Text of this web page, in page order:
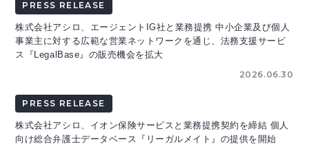
PRESS RELEASE
株式会社アシロ、エージェントIG社と業務提携 中小企業及び個人
事業主に対する広範な営業ネットワークを通じ、法務支援サービ
ス『LegalBase』の販売機会を拡大
2026.06.30
PRESS RELEASE
株式会社アシロ、イオン保険サービスと業務提携契約を締結 個人
向け総合弁護士データベース『リーガルメイト』の提供を開始